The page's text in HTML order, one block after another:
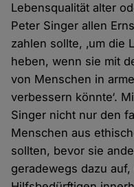
Lebensqualität alter
Peter Singer allen
zahlen sollte, ‚um die
heben, wenn sie mit
von Menschen in
verbessern könnte‘.
Singer nicht nur den
Menschen aus
sollten, bevor sie
geradewegs dazu